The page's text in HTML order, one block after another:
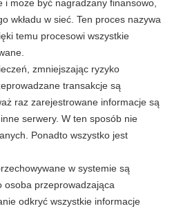
i może być nagradzany finansowo,
wkładu w sieć. Ten proces nazywa
temu procesowi wszystkie
zmniejszając ryzyko
transakcje są
raz zarejestrowane informacje są
serwery. W ten sposób nie
Ponadto wszystko jest
w systemie są
osoba przeprowadzająca
odkryć wszystkie informacje